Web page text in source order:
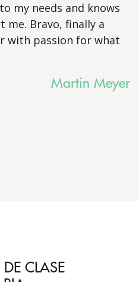
my needs and knows
Bravo, finally a
with passion for what
Martin Meyer
CLASE